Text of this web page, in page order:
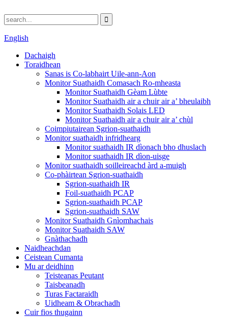
English
Dachaigh
Toraidhean
Sanas is Co-labhairt Uile-ann-Aon
Monitor Suathaidh Comasach Ro-mheasta
Monitor Suathaidh Gèam Lùbte
Monitor Suathaidh air a chuir air a’ bheulaibh
Monitor Suathaidh Solais LED
Monitor Suathaidh air a chuir air a’ chùl
Coimpiutairean Sgrion-suathaidh
Monitor suathaidh infridhearg
Monitor suathaidh IR dìonach bho dhuslach
Monitor suathaidh IR dìon-uisge
Monitor suathaidh soilleireachd àrd a-muigh
Co-phàirtean Sgrion-suathaidh
Sgrion-suathaidh IR
Foil-suathaidh PCAP
Sgrion-suathaidh PCAP
Sgrion-suathaidh SAW
Monitor Suathaidh Gnìomhachais
Monitor Suathaidh SAW
Gnàthachadh
Naidheachdan
Ceistean Cumanta
Mu ar deidhinn
Teisteanas Peutant
Taisbeanadh
Turas Factaraidh
Uidheam & Obrachadh
Cuir fios thugainn